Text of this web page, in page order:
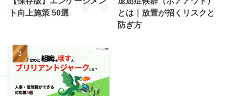
ト向上施策 50選
とは｜放置が招くリスクと
防ぎ方